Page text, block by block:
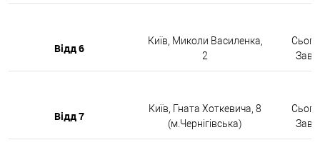
Відд 6
Київ, Миколи Василенка,
2
Відд 7
Київ, Гната Хоткевича, 8
(м.Чернігівська)